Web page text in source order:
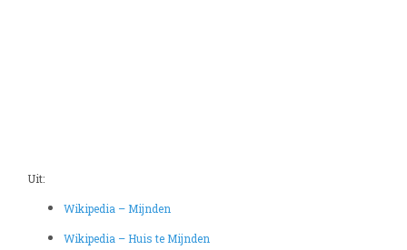
Uit:
Wikipedia – Mijnden
Wikipedia – Huis te Mijnden